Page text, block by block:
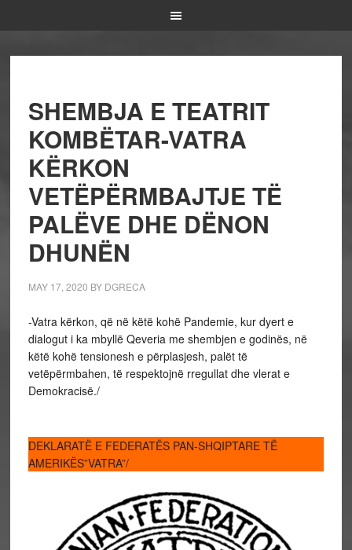
SHEMBJA E TEATRIT
KOMBËTAR-VATRA
KËRKON
VETËPËRMBAJTJE TË
PALËVE DHE DËNON
DHUNËN
MAY 17, 2020 BY DGRECA
-Vatra kërkon, që në këtë kohë Pandemie, kur dyert e
dialogut i ka mbyllë Qeveria me shembjen e godinës, në
këtë kohë tensionesh e përplasjesh, palët të
vetëpërmbahen, të respektojnë rregullat dhe vlerat e
Demokracisë./
DEKLARATË E FEDERATËS PAN-SHQIPTARE TË
AMERIKËS”VATRA”/